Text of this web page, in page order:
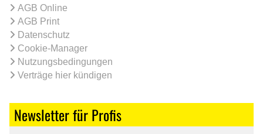
AGB Online
AGB Print
Datenschutz
Cookie-Manager
Nutzungsbedingungen
Verträge hier kündigen
Newsletter für Profis